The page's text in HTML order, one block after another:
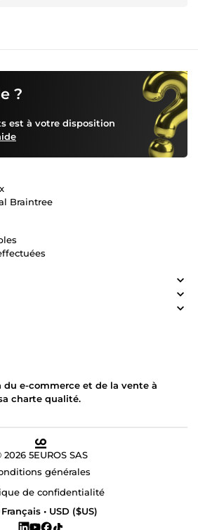
?
est à votre disposition
Braintree
du e-commerce et de la vente à
charte qualité.
2026 5EUROS SAS
générales
de confidentialité
Français • USD ($US)